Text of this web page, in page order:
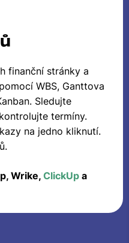
finanční stránky a
WBS, Ganttova
Sledujte
termíny.
na jedno kliknutí.
Wrike, ClickUp a